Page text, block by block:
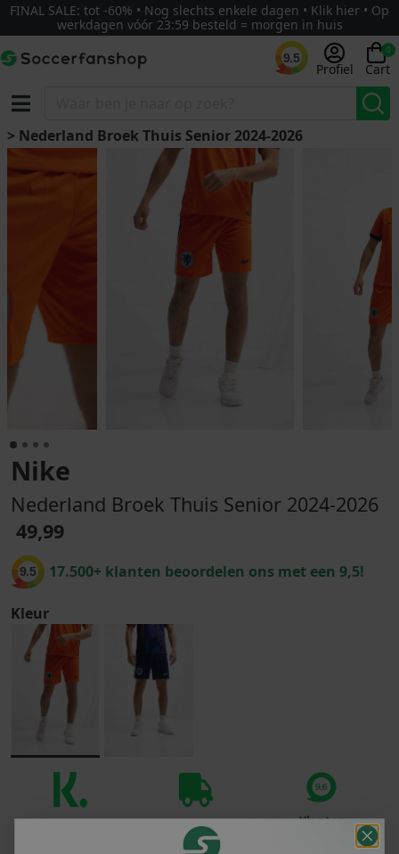
FINAL SALE: tot -60% • Nog slechts enkele dagen • Klik hier • Op
werkdagen vóór 23:59 besteld = morgen in huis
9.5
Profiel
0
Cart
> Nederland Broek Thuis Senior 2024-2026
Nike
Nederland Broek Thuis Senior 2024-2026
49,99
9.5 17.500+ klanten beoordelen ons met een 9,5!
Kleur
Voor 23:59 besteld
is morgen in huis!*
Klanten
beoordelen ons